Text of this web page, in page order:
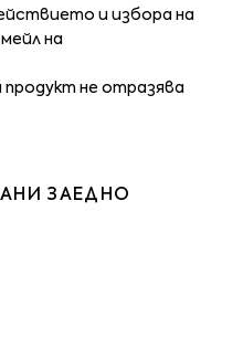
и избора на
на
не отразява
ЗАЕДНО